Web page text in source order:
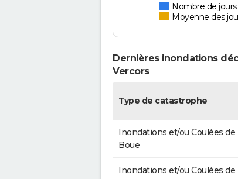
Nombre de
Moyenne des
Dernières inondations
Vercors
Type de catastrophe
Inondations et/ou Coulées de
Boue
Inondations et/ou Coulées de